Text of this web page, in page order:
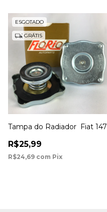
ESGOTADO
GRÁTIS
Tampa do Radiador Fiat 147
R$25,99
R$24,69 com Pix